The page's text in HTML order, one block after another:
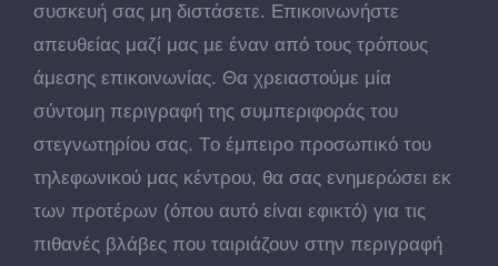
συσκευή σας μη διστάσετε. Επικοινωνήστε
απευθείας μαζί μας με έναν από τους τρόπους
άμεσης επικοινωνίας. Θα χρειαστούμε μία
σύντομη περιγραφή της συμπεριφοράς του
στεγνωτηρίου σας. Tο έμπειρο προσωπικό του
τηλεφωνικού μας κέντρου, θα σας ενημερώσει εκ
των προτέρων (όπου αυτό είναι εφικτό) για τις
πιθανές βλάβες που ταιριάζουν στην περιγραφή